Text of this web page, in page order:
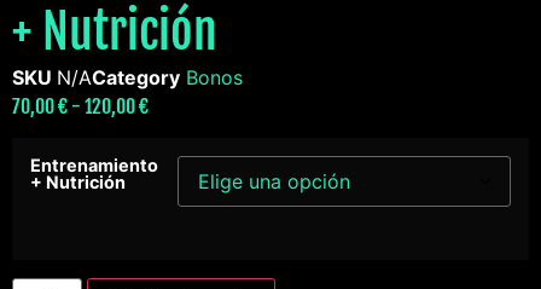
+ Nutrición
SKU N/ACategory Bonos
70,00€ - 120,00€
Entrenamiento
+ Nutrición